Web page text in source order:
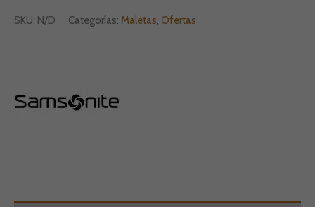
SKU: N/D Categorías: Maletas, Ofertas